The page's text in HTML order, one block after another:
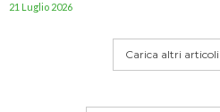
21 Luglio 2026
Carica altri